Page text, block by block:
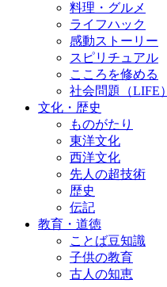
料理・グルメ
ライフハック
感動ストーリー
スピリチュアル
こころを修める
社会問題（LIFE）
文化・歴史
ものがたり
東洋文化
西洋文化
先人の超技術
歴史
伝記
教育・道徳
ことば豆知識
子供の教育
古人の知恵